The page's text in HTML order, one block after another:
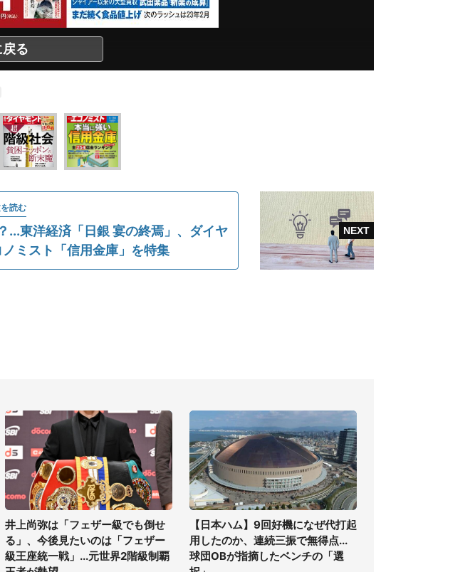
る
読む
...東洋経済「日銀 宴の終焉」、ダイヤ
ミスト「信用金庫」を特集
井上尚弥は「フェザー級でも倒せ
る」、今後見たいのは「フェザー
級王座統一戦」...元世界2階級制覇
【日本ハム】9回好機になぜ代打起
用したのか、連続三振で無得点...
球団OBが指摘したベンチの「選